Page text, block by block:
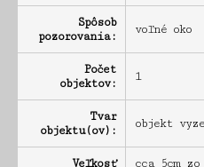
Spôsob
pozorovania:
voľné oko
Počet
objektov:
1
Tvar
objektu(ov):
objekt
Veľkosť cca 5cm